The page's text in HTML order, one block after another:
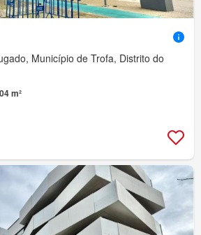
Município de Trofa, Distrito do
m²